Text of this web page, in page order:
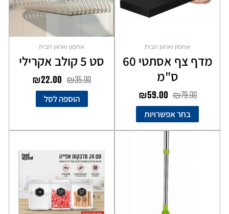
אחסון וארגון הבית
מדף צף אסתטי 60
ס"מ
₪79.00
₪59.00
בחר אפשרויות
לבחור
את
האפשרויות
אחסון וארגון הבית
סט 5 קולב אקרילי
₪35.00
₪22.00
הוספה לסל